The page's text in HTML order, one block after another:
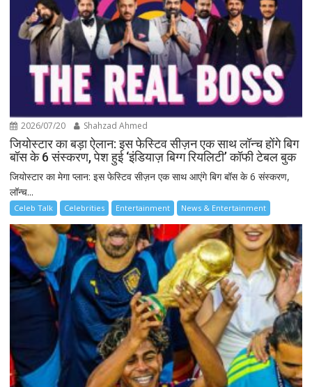
2026/07/20 Shahzad Ahmed
जियोस्टार का बड़ा ऐलान: इस फेस्टिव सीज़न एक साथ लॉन्च होंगे बिग
बॉस के 6 संस्करण, पेश हुई ‘इंडियाज़ बिग्ग रियलिटी’ कॉफी टेबल बुक
जियोस्टार का मेगा प्लान: इस फेस्टिव सीज़न एक साथ आएंगे बिग बॉस के 6 संस्करण,
लॉन्च...
Celeb Talk Celebrities Entertainment News & Entertainment